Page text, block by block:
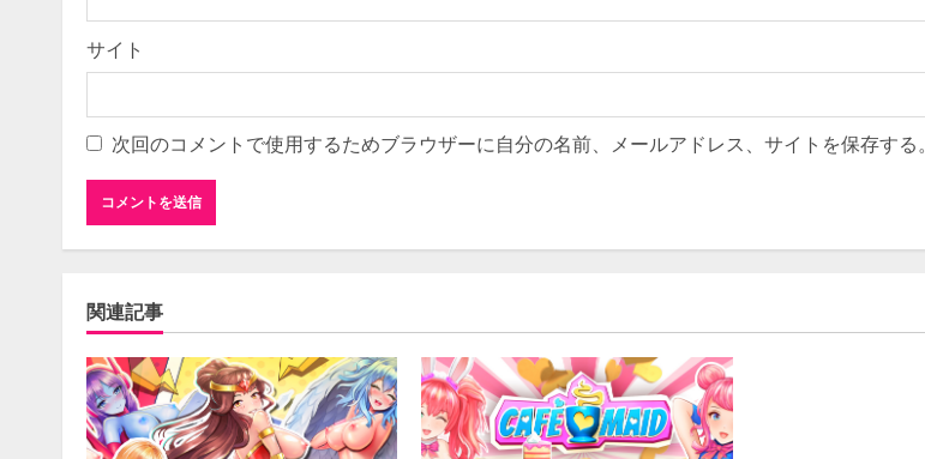
サイト
次回のコメントで使用するためブラウザーに自分の名前、メールアドレス、サイトを保存する。
関連記事